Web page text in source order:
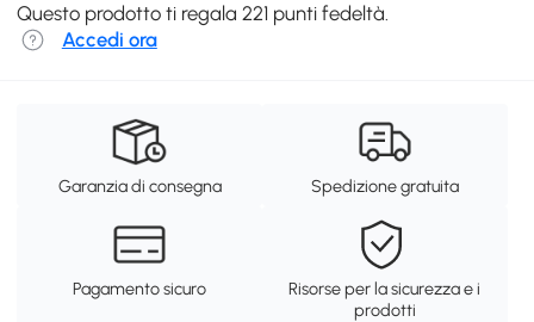
Questo prodotto ti regala 221 punti fedeltà.
Accedi ora
Garanzia di consegna Spedizione gratuita
Pagamento sicuro
Risorse per la sicurezza e i
prodotti